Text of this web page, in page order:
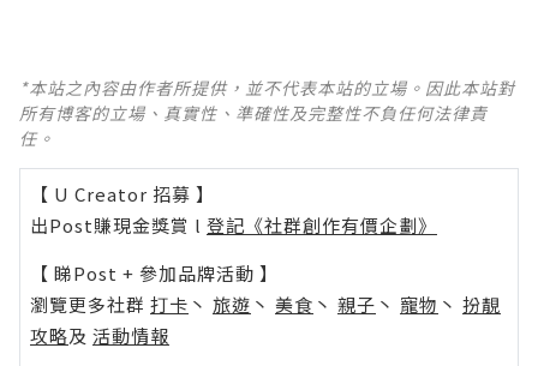
*本站之內容由作者所提供，並不代表本站的立場。因此本站對
所有博客的立場、真實性、準確性及完整性不負任何法律責
任。
【 U Creator 招募 】
出Post賺現金獎賞 l 登記《社群創作有價企劃》
【 睇Post + 參加品牌活動 】
瀏覽更多社群 打卡 丶 旅遊 丶 美食 丶 親子 丶 寵物 丶 扮靚
攻略及 活動情報